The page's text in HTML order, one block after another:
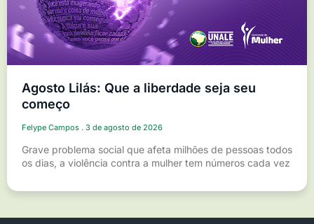
Agosto Lilás: Que a liberdade seja seu
começo
Felype Campos 3 de agosto de 2026
Grave problema social que afeta milhões de pessoas todos
os dias, a violência contra a mulher tem números cada vez